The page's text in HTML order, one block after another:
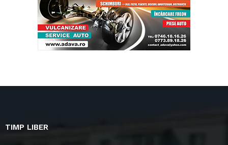
TIMP LIBER